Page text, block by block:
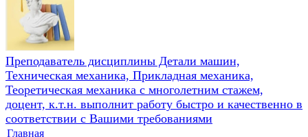
Преподаватель дисциплины Детали машин,
Техническая механика, Прикладная механика,
Теоретическая механика с многолетним стажем,
доцент, к.т.н. выполнит работу быстро и качественно в
соответствии с Вашими требованиями
Главная